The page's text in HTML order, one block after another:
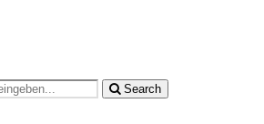
Search